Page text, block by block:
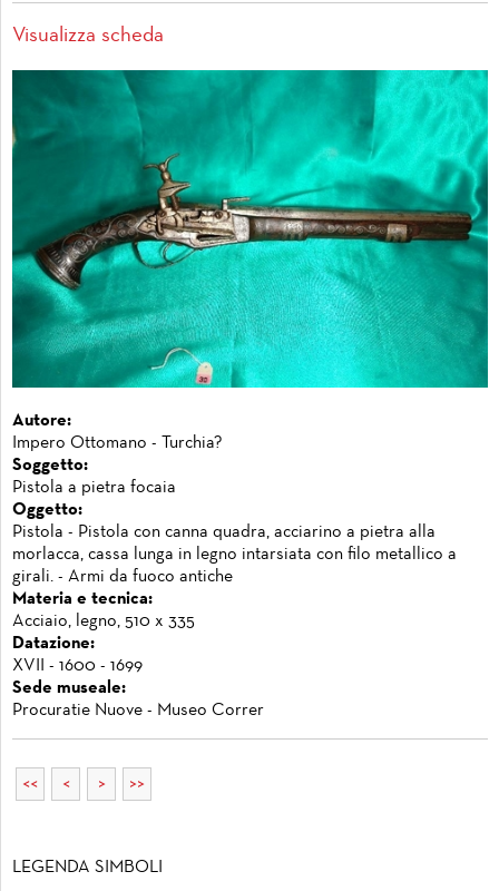
Visualizza scheda
Autore:
Impero Ottomano - Turchia?
Soggetto:
Pistola a pietra focaia
Oggetto:
Pistola - Pistola con canna quadra, acciarino a pietra alla
morlacca, cassa lunga in legno intarsiata con filo metallico a
girali. - Armi da fuoco antiche
Materia e tecnica:
Acciaio, legno, 510 x 335
Datazione:
XVII - 1600 - 1699
Sede museale:
Procuratie Nuove - Museo Correr
<< < > >>
LEGENDA SIMBOLI